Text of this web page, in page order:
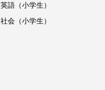
英語（小学生）
社会（小学生）